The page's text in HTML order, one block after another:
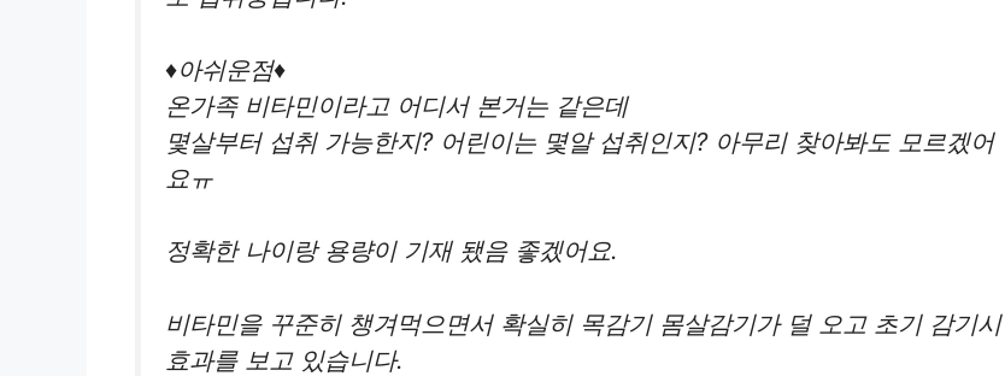
♦️아쉬운점♦️
온가족 비타민이라고 어디서 본거는 같은데
몇살부터 섭취 가능한지? 어린이는 몇알 섭취인지? 아무리 찾아봐도 모르겠어
요ㅠ
정확한 나이랑 용량이 기재 됐음 좋겠어요.
비타민을 꾸준히 챙겨먹으면서 확실히 목감기 몸살감기가 덜 오고 초기 감기시
효과를 보고 있습니다.